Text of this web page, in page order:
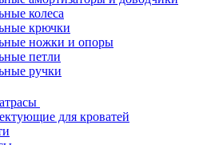
колеса
крючки
ножки и опоры
петли
ручки
для кроватей